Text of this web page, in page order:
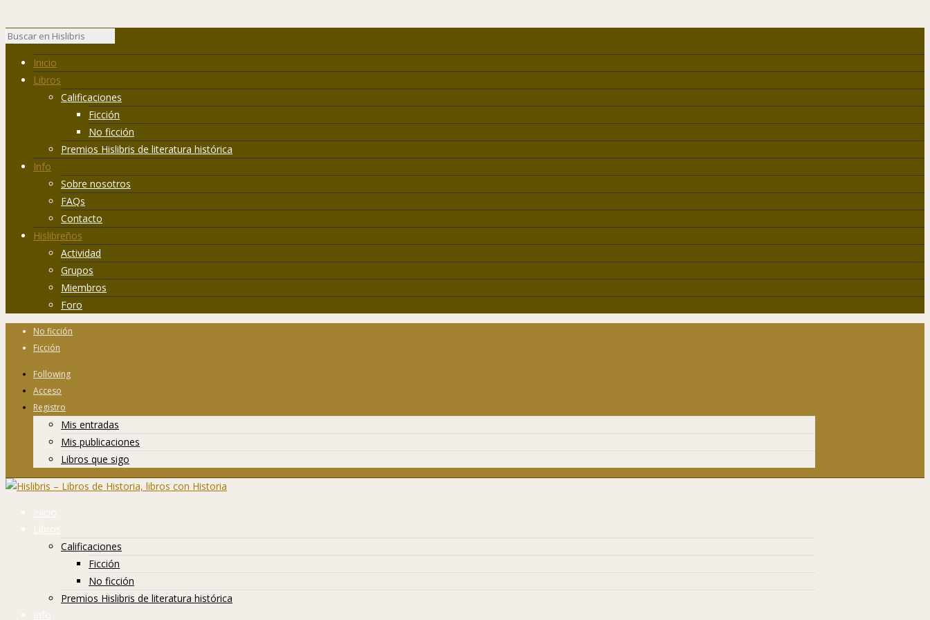
Inicio
Libros
Calificaciones
Ficción
No ficción
Premios Hislibris de literatura histórica
Info
Sobre nosotros
FAQs
Contacto
Hislibreños
Actividad
Grupos
Miembros
Foro
No ficción
Ficción
Following
Acceso
Registro
Mis entradas
Mis publicaciones
Libros que sigo
Inicio
Libros
Calificaciones
Ficción
No ficción
Premios Hislibris de literatura histórica
Info